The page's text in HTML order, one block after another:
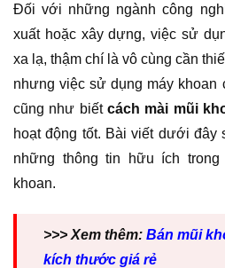
Đối với những ngành công
xuất hoặc xây dựng, việc sử
xa lạ, thậm chí là vô cùng cần
nhưng việc sử dụng máy
cũng như biếtcách mài mũi
hoạt động tốt. Bài viết dưới đây
những thông tin hữu ích
khoan.
>>> Xem thêm: Bán mũi
kích thước giá rẻ